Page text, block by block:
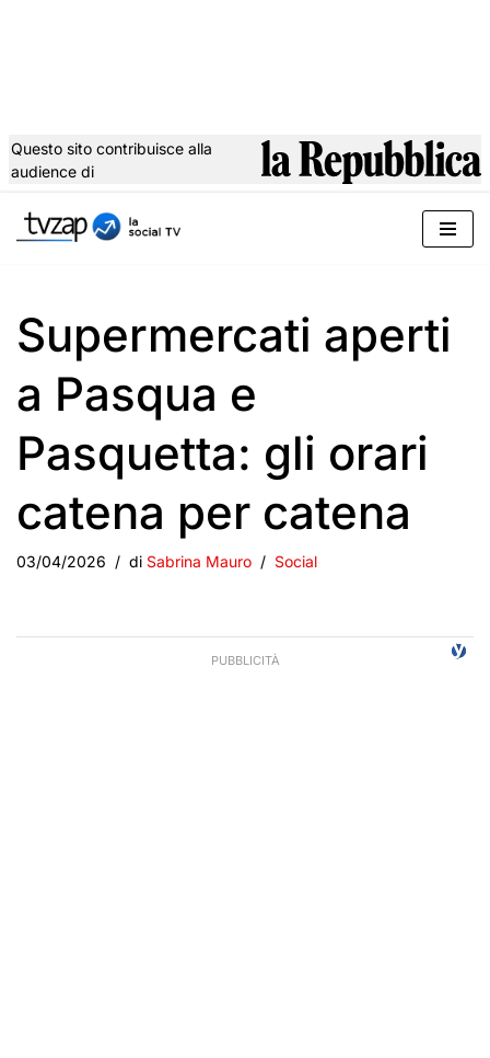
al
Questo sito contribuisce alla
audience di
Supermercati aperti
a Pasqua e
Pasquetta: gli orari
catena per catena
03/04/2026 di Sabrina Mauro Social